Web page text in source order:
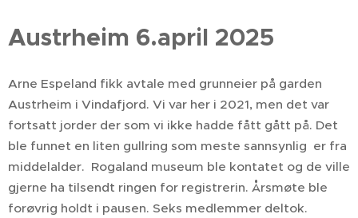
Austrheim 6.april 2025
Arne Espeland fikk avtale med grunneier på garden
Austrheim i Vindafjord. Vi var her i 2021, men det var
fortsatt jorder der som vi ikke hadde fått gått på. Det
ble funnet en liten gullring som meste sannsynlig er fra
middelalder. Rogaland museum ble kontatet og de ville
gjerne ha tilsendt ringen for registrerin. Årsmøte ble
forøvrig holdt i pausen. Seks medlemmer deltok.